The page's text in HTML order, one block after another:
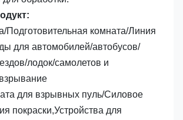
Подготовительная комната/Линия
для автомобилей/автобусов/
лодок/самолетов и
для взрывных пуль/Силовое
покраски,Устройства для